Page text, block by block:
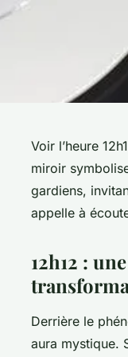
Voir l’heure
miroir
gardiens,
appelle à
12h12 :
Derrière le
aura mystique.